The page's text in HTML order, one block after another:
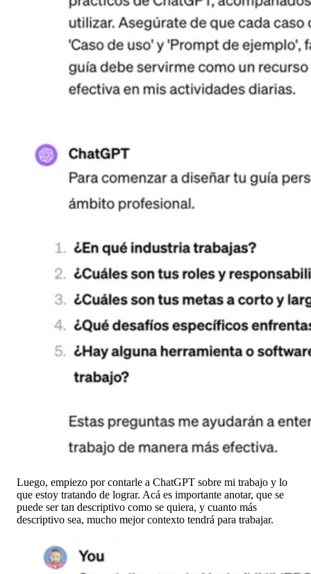
Luego, empiezo por contarle a ChatGPT sobre mi trabajo y lo
que estoy tratando de lograr. Acá es importante anotar, que se
puede ser tan descriptivo como se quiera, y cuanto más
descriptivo sea, mucho mejor contexto tendrá para trabajar.